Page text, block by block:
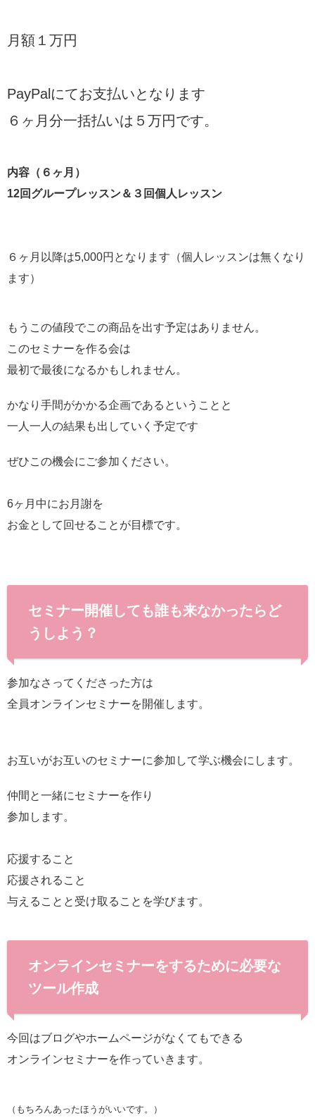
月額１万円
PayPalにてお支払いとなります
６ヶ月分一括払いは５万円です。
内容（６ヶ月）
12回グループレッスン＆３回個人レッスン
６ヶ月以降は5,000円となります（個人レッスンは無くなり
ます）
もうこの値段でこの商品を出す予定はありません。
このセミナーを作る会は
最初で最後になるかもしれません。
かなり手間がかかる企画であるということと
一人一人の結果も出していく予定です
ぜひこの機会にご参加ください。
6ヶ月中にお月謝を
お金として回せることが目標です。
セミナー開催しても誰も来なかったらど
うしよう？
参加なさってくださった方は
全員オンラインセミナーを開催します。
お互いがお互いのセミナーに参加して学ぶ機会にします。
仲間と一緒にセミナーを作り
参加します。
応援すること
応援されること
与えることと受け取ることを学びます。
オンラインセミナーをするために必要な
ツール作成
今回はブログやホームページがなくてもできる
オンラインセミナーを作っていきます。
（もちろんあったほうがいいです。）